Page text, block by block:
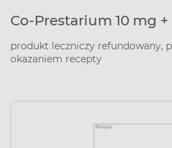
Co-Prestarium 10 mg
produkt leczniczy refundowany,
okazaniem recepty